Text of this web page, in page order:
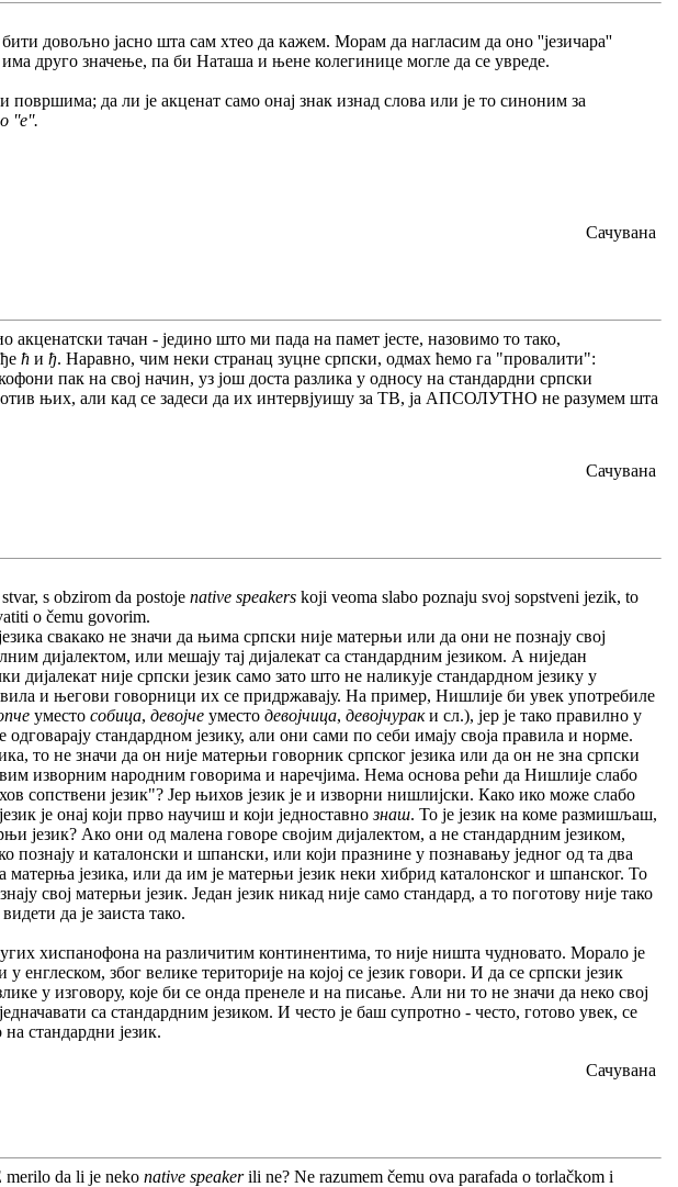
довољно јасно шта сам хтео да кажем. Морам да нагласим да оно ''језичара''
друго значење, па би Наташа и њене колегинице могле да се увреде.
да ли је акценат само онај знак изнад слова или је то синоним за
''е''.
Сачувана
тачан - једино што ми пада на памет јесте, назовимо то тако,
ћ и ђ. Наравно, чим неки странац зуцне српски, одмах ћемо га "провалити":
пак на свој начин, уз још доста разлика у односу на стандардни српски
њих, али кад се задеси да их интервјуишу за ТВ, ја АПСОЛУТНО не разумем шта
Сачувана
s obzirom da postoje native speakers koji veoma slabo poznaju svoj sopstveni jezik, to
o čemu govorim.
свакако не значи да њима српски није матерњи или да они не познају свој
дијалектом, или мешају тај дијалекат са стандардним језиком. А ниједан
није српски језик само зато што не наликује стандардном језику у
и његови говорници их се придржавају. На пример, Нишлије би увек употребиле
уместо собица, девојче уместо девојчица, девојчураки сл.), јер је тако правилно у
стандардном језику, али они сами по себи имају своја правила и норме.
то не значи да он није матерњи говорник српског језика или да он не зна српски
изворним народним говорима и наречјима. Нема основа рећи да Нишлије слабо
сопствени језик"? Јер њихов језик је и изворни нишлијски. Како ико може слабо
је онај који прво научиш и који једноставнознаш. То је језик на коме размишљаш,
језик? Ако они од малена говоре својим дијалектом, а не стандардним језиком,
познају и каталонски и шпански, или који празнине у познавању једног од та два
језика, или да им је матерњи језик неки хибрид каталонског и шпанског. То
свој матерњи језик. Један језик никад није само стандард, а то поготову није тако
да је заиста тако.
хиспанофона на различитим континентима, то није ништа чудновато. Морало је
због велике територије на којој се језик говори. И да се српски језик
у изговору, које би се онда пренеле и на писање. Али ни то не значи да неко свој
са стандардним језиком. И често је баш супротно - често, готово увек, се
стандардни језик.
Сачувана
merilo da li je neko native speakerili ne? Ne razumem čemu ova parafada o torlačkom i